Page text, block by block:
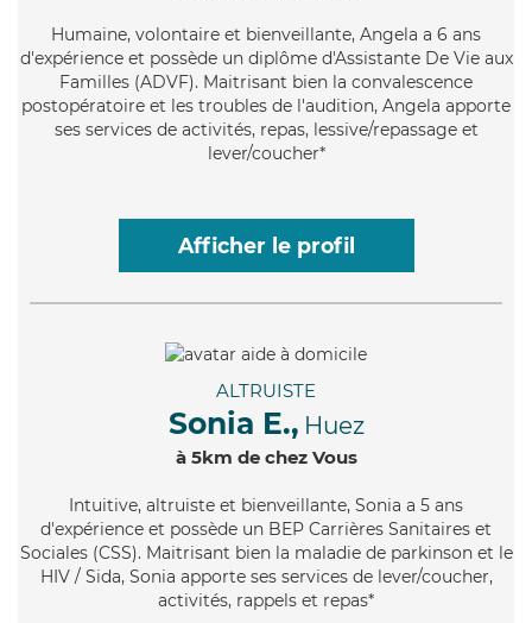
Humaine, volontaire et bienveillante, Angela a 6 ans
d'expérience et possède un diplôme d'Assistante De Vie aux
Familles (ADVF). Maitrisant bien la convalescence
postopératoire et les troubles de l'audition, Angela apporte
ses services de activités, repas, lessive/repassage et
lever/coucher*
Afficher le profil
ALTRUISTE
Sonia E., Huez
à 5km de chez Vous
Intuitive, altruiste et bienveillante, Sonia a 5 ans
d'expérience et possède un BEP Carrières Sanitaires et
Sociales (CSS). Maitrisant bien la maladie de parkinson et le
HIV / Sida, Sonia apporte ses services de lever/coucher,
activités, rappels et repas*